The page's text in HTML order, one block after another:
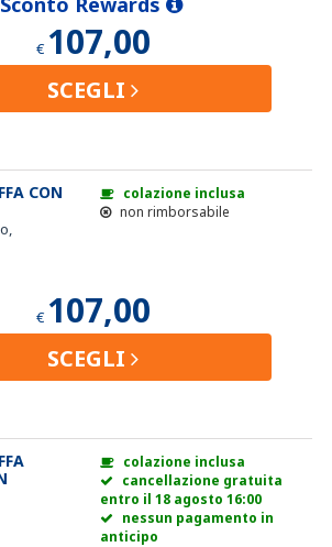
€ 107,00
SCEGLI
CON
colazione inclusa
non rimborsabile
€ 107,00
SCEGLI
colazione inclusa
cancellazione gratuita
entro il 18 agosto 16:00
nessun pagamento in
anticipo